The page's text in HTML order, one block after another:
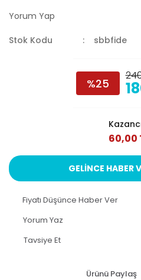
Yorum Yap
Stok Kodu sbbfide
%25
60,00
GELİNCE HABER
Fiyatı Düşünce Haber Ver
Yorum Yaz
Tavsiye Et
Ürünü Paylaş